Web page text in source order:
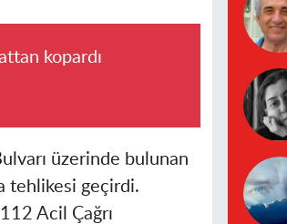
kopardı
üzerinde bulunan
tehlikesi geçirdi.
Acil Çağrı